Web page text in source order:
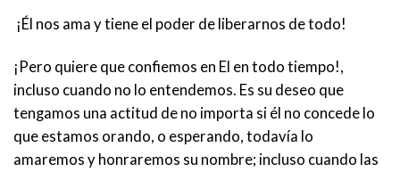
¡Él nos ama y tiene el poder de liberarnos de todo!
¡Pero quiere que confiemos en El en todo tiempo!,
incluso cuando no lo entendemos. Es su deseo que
tengamos una actitud de no importa si él no concede lo
que estamos orando, o esperando, todavía lo
amaremos y honraremos su nombre; incluso cuando las